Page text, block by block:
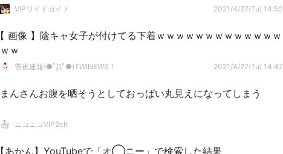
VIPワイドガイド 2021/4/27(Tu) 14:50
【 画像 】陰キャ女子が付けてる下着ｗｗｗｗｗｗｗｗｗｗｗｗｗ
ｗｗ
雪夜速報(●ﾟДﾟ●)TWINEWS！ 2021/4/27(Tu) 14:47
まんさんお腹を晒そうとしておっぱい丸見えになってしまう
ニコニコVIP2ch
【あかん】YouTubeで「オ◯ニー」で検索した結果